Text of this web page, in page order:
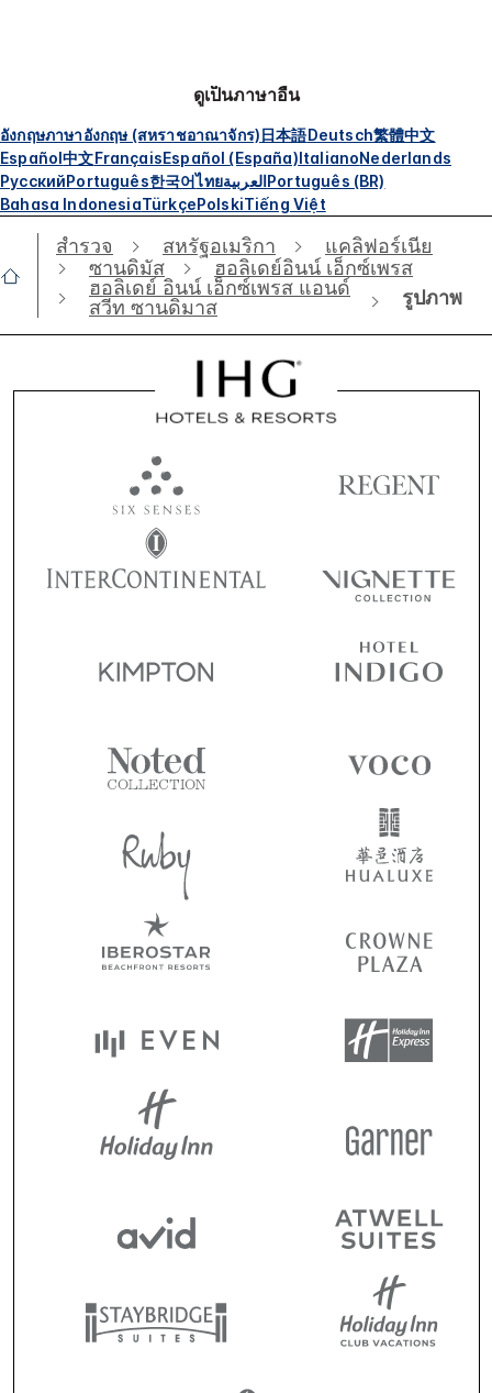
ดูเป็นภาษาอื่น
อังกฤษภาษาอังกฤษ (สหราชอาณาจักร)日本語Deutsch繁體中文
Español中文FrançaisEspañol (España)ItalianoNederlands
РусскийPortuguês한국어ไทยالعربيةPortuguês (BR)
Bahasa IndonesiaTürkçePolskiTiếng Việt
สำรวจ สหรัฐอเมริกา
แคลิฟอร์เนีย
ซานดิมัส
ฮอลิเดย์อินน์ เอ็กซ์เพรส
ฮอลิเดย์ อินน์ เอ็กซ์เพรส แอนด์
สวีท ซานดิมาส
รูปภาพ